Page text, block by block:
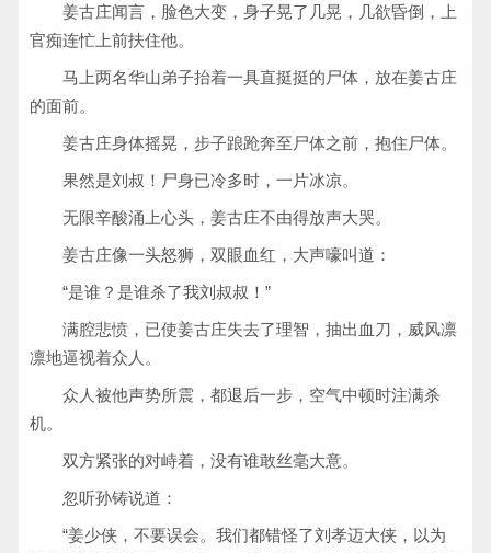
姜古庄闻言，脸色大变，身子晃了几晃，几欲昏倒，上
官痴连忙上前扶住他。
马上两名华山弟子抬着一具直挺挺的尸体，放在姜古庄
的面前。
姜古庄身体摇晃，步子踉跄奔至尸体之前，抱住尸体。
果然是刘叔！尸身已冷多时，一片冰凉。
无限辛酸涌上心头，姜古庄不由得放声大哭。
姜古庄像一头怒狮，双眼血红，大声嚎叫道：
“是谁？是谁杀了我刘叔叔！”
满腔悲愤，已使姜古庄失去了理智，抽出血刀，威风凛
凛地逼视着众人。
众人被他声势所震，都退后一步，空气中顿时注满杀
机。
双方紧张的对峙着，没有谁敢丝毫大意。
忽听孙铸说道：
“姜少侠，不要误会。我们都错怪了刘孝迈大侠，以为